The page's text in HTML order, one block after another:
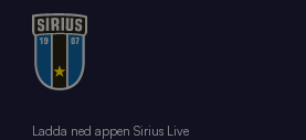
Ladda ned appen Sirius Live